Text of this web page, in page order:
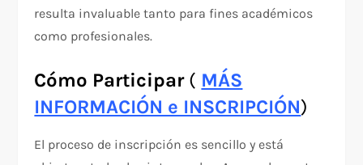
resulta invaluable tanto para fines académicos
como profesionales.
Cómo Participar( MÁS
INFORMACIÓN e INSCRIPCIÓN)
El proceso de inscripción es sencillo y está